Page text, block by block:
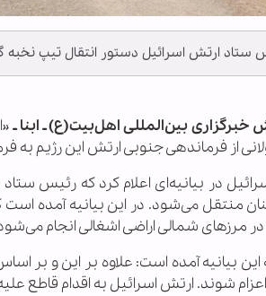
ستاد ارتش اسرائیل دستور انتقال تیپ نخبه
خبرگزاری بین‌المللی اهل‌بیت(ع) ـ ابنا ـ
از فرماندهی جنوبی ارتش این رژیم به
در بیانیه‌ای اعلام کرد که رئیس
منتقل می‌شود. در این بیانیه آمده
مرزهای شمالی اراضی اشغالی انجام
این بیانیه آمده است: علاوه بر این و
شوند. ارتش اسرائیل به اقدام قاطع